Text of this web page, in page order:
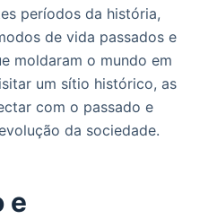
períodos da história,
de vida passados e
moldaram o mundo em
um sítio histórico, as
com o passado e
da sociedade.
e